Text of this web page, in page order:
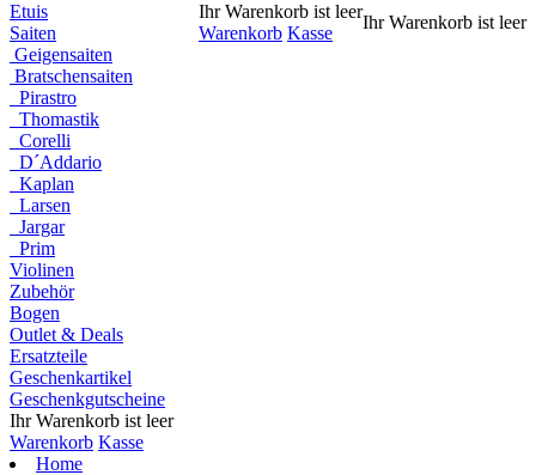
Ihr Warenkorb ist leer
Warenkorb Kasse
Ihr Warenkorb ist leer
Etuis
Saiten
Geigensaiten
Bratschensaiten
Pirastro
Thomastik
Corelli
D´Addario
Kaplan
Larsen
Jargar
Prim
Violinen
Zubehör
Bogen
Outlet & Deals
Ersatzteile
Geschenkartikel
Geschenkgutscheine
Ihr Warenkorb ist leer
Warenkorb Kasse
Home